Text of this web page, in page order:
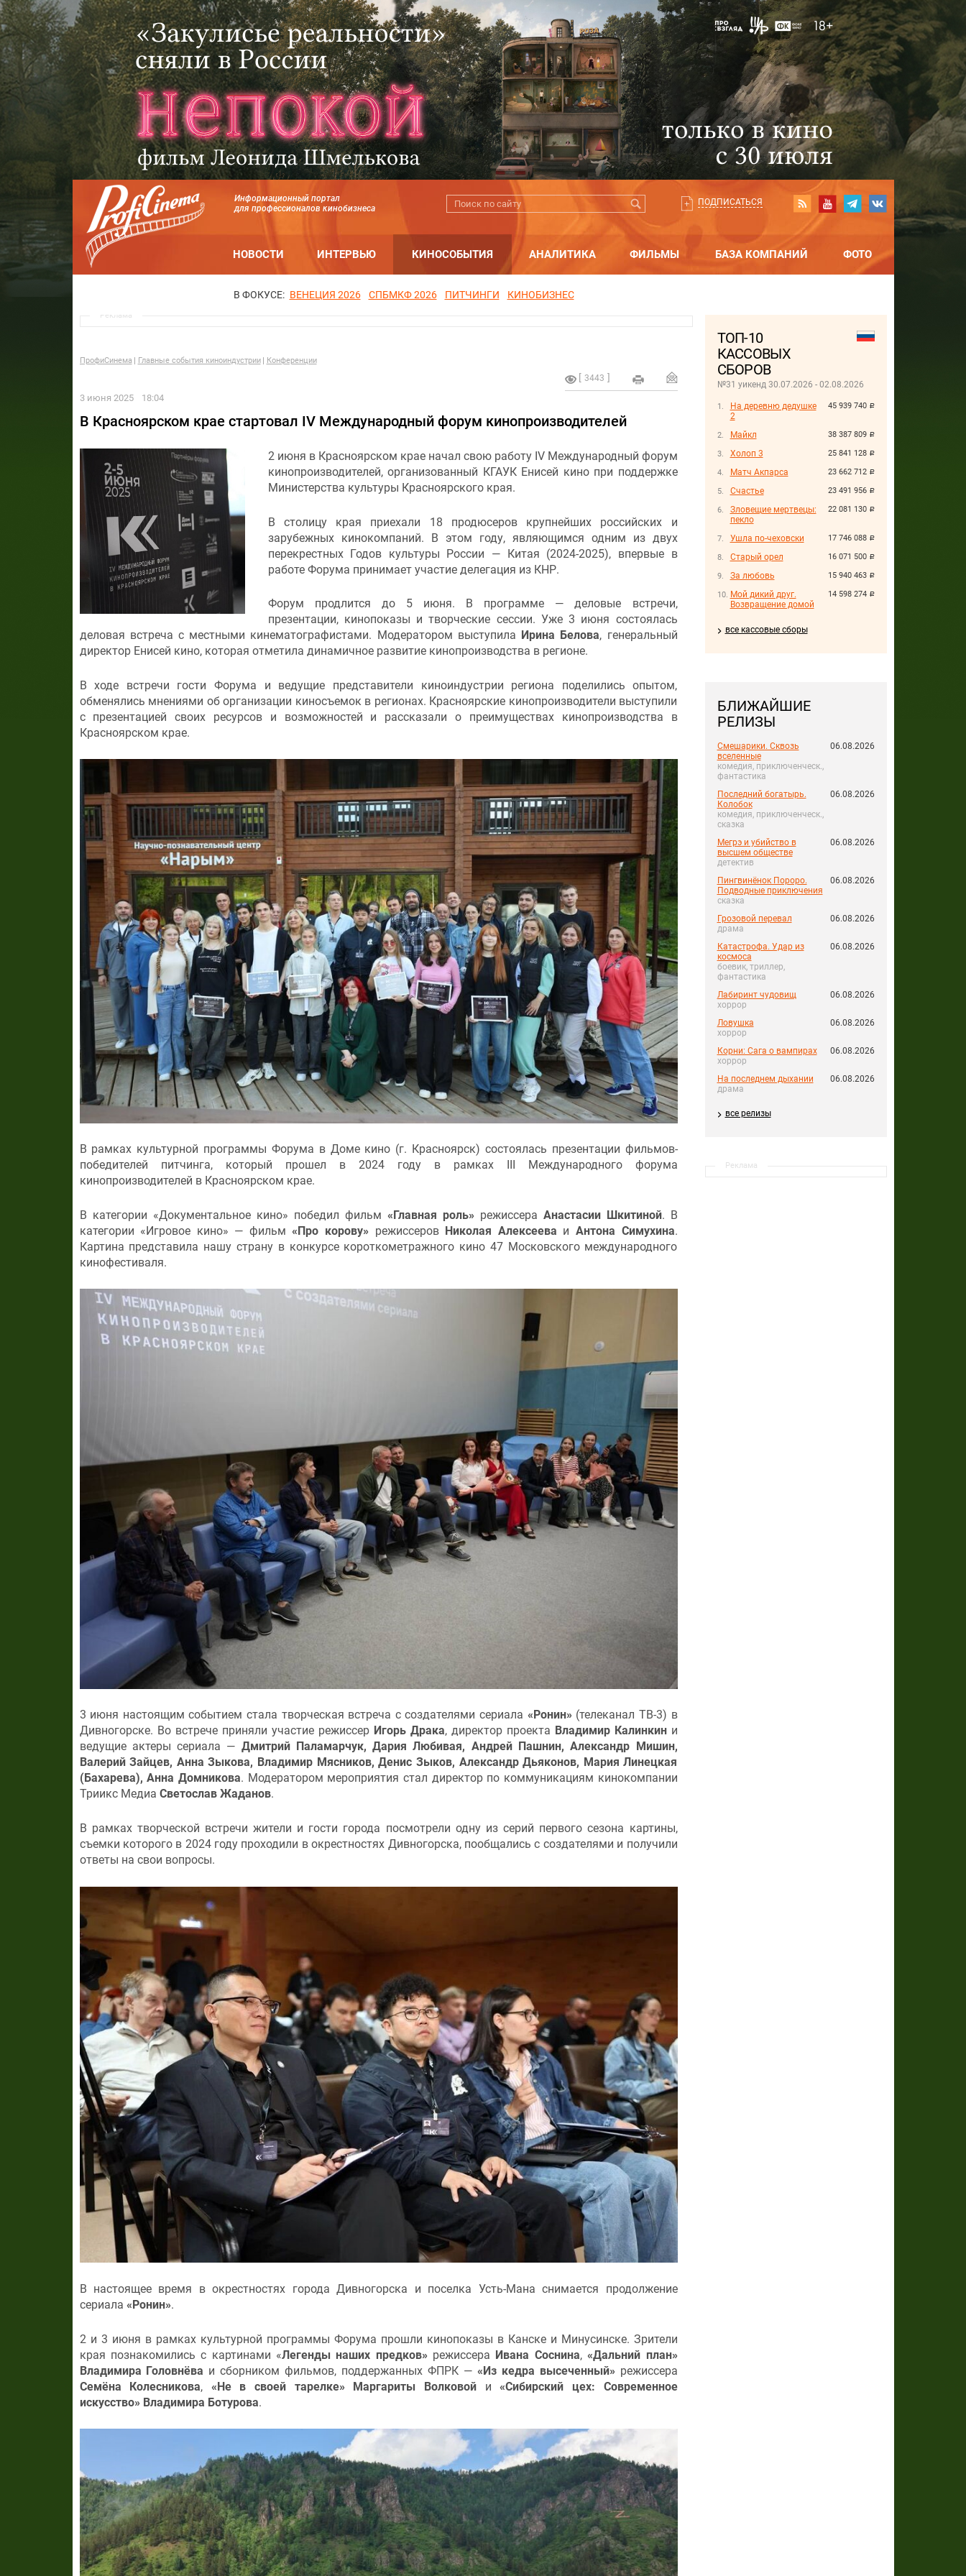
Информационный портал
для профессионалов кинобизнеса
ПОДПИСАТЬСЯ
НОВОСТИ ИНТЕРВЬЮ КИНОСОБЫТИЯ АНАЛИТИКА ФИЛЬМЫ БАЗА КОМПАНИЙ ФОТО
В ФОКУСЕ: ВЕНЕЦИЯ 2026 СПБМКФ 2026 ПИТЧИНГИ КИНОБИЗНЕС
ТОП-10
КАССОВЫХ
СБОРОВ
№31 уикенд 30.07.2026 - 02.08.2026
45 939 740 руб.
На деревню дедушке
2
38 387 809 руб.
Майкл
25 841 128 руб.
Холоп 3
23 662 712 руб.
Матч Акпарса
23 491 956 руб.
Счастье
22 081 130 руб.
Зловещие мертвецы:
пекло
17 746 088 руб.
Ушла по-чеховски
16 071 500 руб.
Старый орел
15 940 463 руб.
За любовь
14 598 274 руб.
Мой дикий друг.
Возвращение домой
все кассовые сборы
БЛИЖАЙШИЕ
РЕЛИЗЫ
Смешарики. Сквозь
вселенные
комедия, приключенческ.,
фантастика
06.08.2026
Последний богатырь.
Колобок
комедия, приключенческ.,
сказка
06.08.2026
Мегрэ и убийство в
высшем обществе
детектив
06.08.2026
Пингвинёнок Пороро.
Подводные приключения
сказка
06.08.2026
Грозовой перевал
драма
06.08.2026
Катастрофа. Удар из
космоса
боевик, триллер,
фантастика
06.08.2026
Лабиринт чудовищ
хоррор
06.08.2026
Ловушка
хоррор
06.08.2026
Корни: Сага о вампирах
хоррор
06.08.2026
На последнем дыхании
драма
06.08.2026
все релизы
Реклама
Реклама
ПрофиСинема Главные события киноиндустрии Конференции
3443
3 июня 2025 18:04
В Красноярском крае стартовал IV Международный форум кинопроизводителей
2 июня в Красноярском крае начал свою работу IV Международный форум
кинопроизводителей, организованный КГАУК Енисей кино при поддержке
Министерства культуры Красноярского края.
В столицу края приехали 18 продюсеров крупнейших российских и
зарубежных кинокомпаний. В этом году, являющимся одним из двух
перекрестных Годов культуры России — Китая (2024-2025), впервые в
работе Форума принимает участие делегация из КНР.
Форум продлится до 5 июня. В программе — деловые встречи,
презентации, кинопоказы и творческие сессии. Уже 3 июня состоялась
деловая встреча с местными кинематографистами. Модератором выступила Ирина Белова, генеральный
директор Енисей кино, которая отметила динамичное развитие кинопроизводства в регионе.
В ходе встречи гости Форума и ведущие представители киноиндустрии региона поделились опытом,
обменялись мнениями об организации киносъемок в регионах. Красноярские кинопроизводители выступили
с презентацией своих ресурсов и возможностей и рассказали о преимуществах кинопроизводства в
Красноярском крае.
В рамках культурной программы Форума в Доме кино (г. Красноярск) состоялась презентации фильмов-
победителей питчинга, который прошел в 2024 году в рамках III Международного форума
кинопроизводителей в Красноярском крае.
В категории «Документальное кино» победил фильм «Главная роль» режиссера Анастасии Шкитиной. В
категории «Игровое кино» — фильм«Про корову» режиссеров Николая Алексеева и Антона Симухина.
Картина представила нашу страну в конкурсе короткометражного кино 47 Московского международного
кинофестиваля.
3 июня настоящим событием стала творческая встреча с создателями сериала «Ронин» (телеканал ТВ-3) в
Дивногорске. Во встрече приняли участие режиссер Игорь Драка, директор проекта Владимир Калинкини
ведущие актеры сериала — Дмитрий Паламарчук, Дария Любивая, Андрей Пашнин, Александр Мишин,
Валерий Зайцев, Анна Зыкова, Владимир Мясников, Денис Зыков, Александр Дьяконов, Мария Линецкая
(Бахарева), Анна Домникова. Модератором мероприятия стал директор по коммуникациям кинокомпании
Триикс Медиа Светослав Жаданов.
В рамках творческой встречи жители и гости города посмотрели одну из серий первого сезона картины,
съемки которого в 2024 году проходили в окрестностях Дивногорска, пообщались с создателями и получили
ответы на свои вопросы.
В настоящее время в окрестностях города Дивногорска и поселка Усть-Мана снимается продолжение
сериала «Ронин».
2 и 3 июня в рамках культурной программы Форума прошли кинопоказы в Канске и Минусинске. Зрители
края познакомились с картинами «Легенды наших предков» режиссера Ивана Соснина,«Дальний план»
Владимира Головнёва и сборником фильмов, поддержанных ФПРК — «Из кедра высеченный» режиссера
Семёна Колесникова, «Не в своей тарелке» Маргариты Волковойи«Сибирский цех: Современное
искусство» Владимира Ботурова.